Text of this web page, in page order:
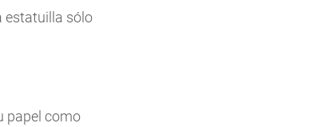
estatuilla sólo
papel como